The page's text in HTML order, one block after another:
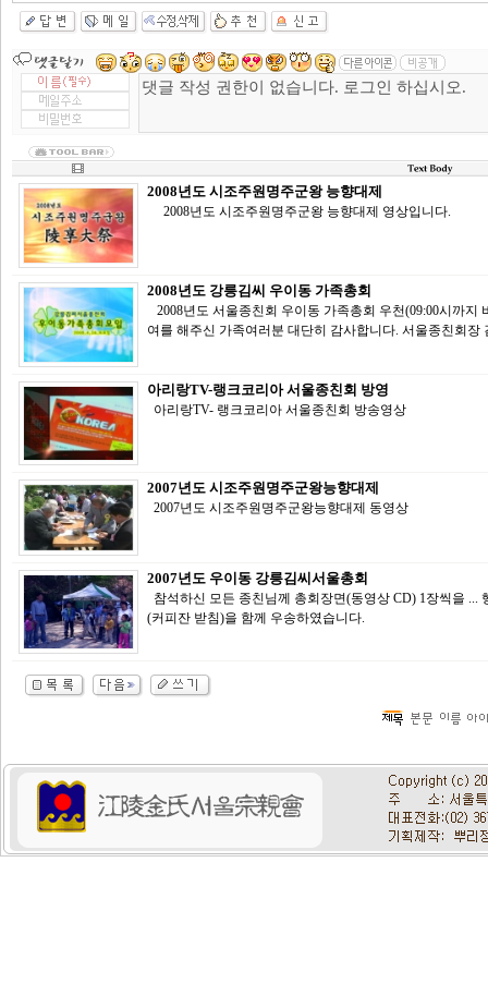
2008년도 시조주원명주군왕 능향대제
2008년도 시조주원명주군왕 능향대제 영상입니다.
2008년도 강릉김씨 우이동 가족총회
2008년도 서울종친회 우이동 가족총회 우천(09:00시까지
여를 해주신 가족여러분 대단히 감사합니다. 서울종친회장
아리랑TV-랭크코리아 서울종친회 방영
아리랑TV- 랭크코리아 서울종친회 방송영상
2007년도 시조주원명주군왕능향대제
2007년도 시조주원명주군왕능향대제 동영상
2007년도 우이동 강릉김씨서울총회
참석하신 모든 종친님께 총회장면(동영상 CD) 1장씩을 ...
(커피잔 받침)을 함께 우송하였습니다.